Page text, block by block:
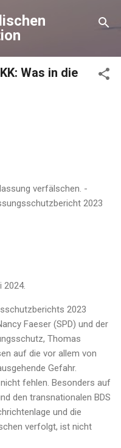
Was in die
verfälschen. -
2023
2024.
2023
Faeser (SPD) und der
Thomas
auf die vor allem von
Gefahr.
fehlen. Besonders auf
den transnationalen BDS
und die
verfolgt, ist nicht